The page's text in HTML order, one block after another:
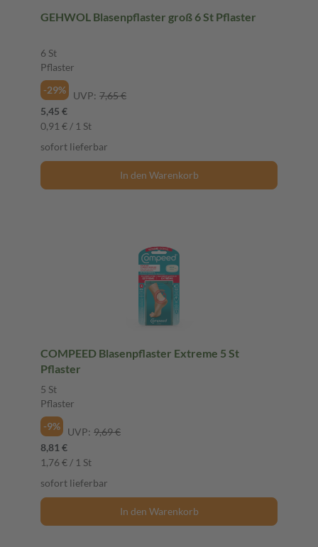
GEHWOL Blasenpflaster groß 6 St Pflaster
6 St
Pflaster
-29%
UVP: 7,65 €
5,45 €
0,91 € / 1 St
sofort lieferbar
In den Warenkorb
COMPEED Blasenpflaster Extreme 5 St
Pflaster
5 St
Pflaster
-9%
UVP: 9,69 €
8,81 €
1,76 € / 1 St
sofort lieferbar
In den Warenkorb